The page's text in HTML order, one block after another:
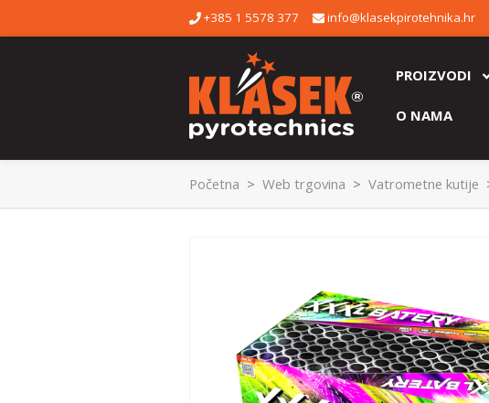
+385 1 5578 377 info@klasekpirotehnika.hr
PROIZVODI
O NAMA
Početna Web trgovina Vatrometne kutije